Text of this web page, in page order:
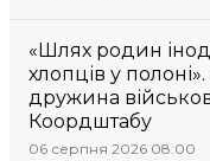
«Шлях родин
хлопців у
дружина
Коордштабу
06 серпня 2026 08:00